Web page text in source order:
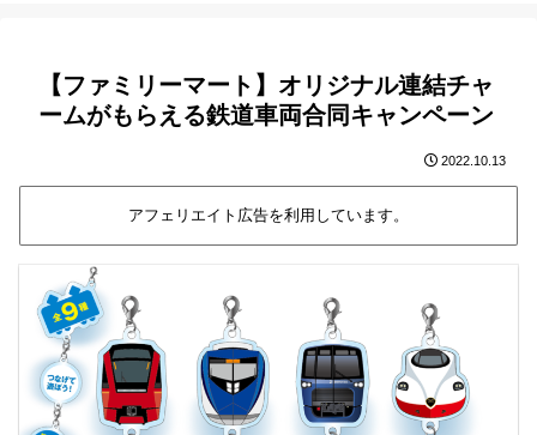
【ファミリーマート】オリジナル連結チャ
ームがもらえる鉄道車両合同キャンペーン
2022.10.13
アフェリエイト広告を利用しています。